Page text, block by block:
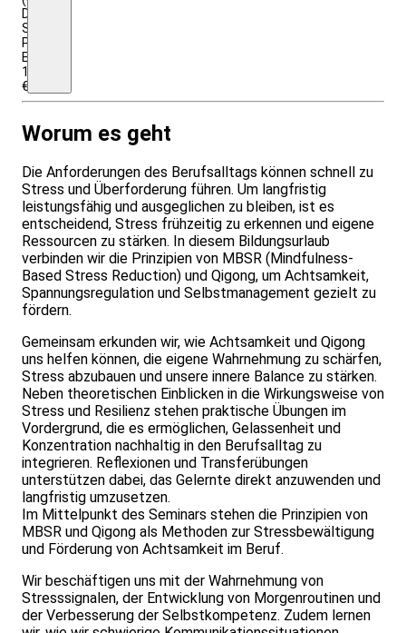
DU/WC;
Studienleitung,
Programmdurchführung;
EZZ:
120,00
€
Worum es geht
Die Anforderungen des Berufsalltags können schnell zu
Stress und Überforderung führen. Um langfristig
leistungsfähig und ausgeglichen zu bleiben, ist es
entscheidend, Stress frühzeitig zu erkennen und eigene
Ressourcen zu stärken. In diesem Bildungsurlaub
verbinden wir die Prinzipien von MBSR (Mindfulness-
Based Stress Reduction) und Qigong, um Achtsamkeit,
Spannungsregulation und Selbstmanagement gezielt zu
fördern.
Gemeinsam erkunden wir, wie Achtsamkeit und Qigong
uns helfen können, die eigene Wahrnehmung zu schärfen,
Stress abzubauen und unsere innere Balance zu stärken.
Neben theoretischen Einblicken in die Wirkungsweise von
Stress und Resilienz stehen praktische Übungen im
Vordergrund, die es ermöglichen, Gelassenheit und
Konzentration nachhaltig in den Berufsalltag zu
integrieren. Reflexionen und Transferübungen
unterstützen dabei, das Gelernte direkt anzuwenden und
langfristig umzusetzen.
Im Mittelpunkt des Seminars stehen die Prinzipien von
MBSR und Qigong als Methoden zur Stressbewältigung
und Förderung von Achtsamkeit im Beruf.
Wir beschäftigen uns mit der Wahrnehmung von
Stresssignalen, der Entwicklung von Morgenroutinen und
der Verbesserung der Selbstkompetenz. Zudem lernen